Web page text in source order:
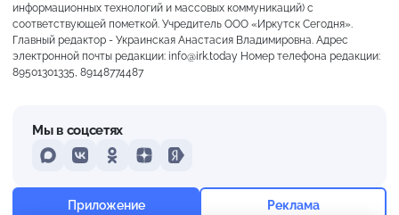
информационных технологий и массовых коммуникаций) с
соответствующей пометкой. Учредитель ООО «Иркутск Сегодня».
Главный редактор - Украинская Анастасия Владимировна. Адрес
электронной почты редакции: info@irk.today Номер телефона редакции:
89501301335, 89148774487
Мы в соцсетях
MAXVKontakteOdnoklassniki
DzenYandex
Приложение Реклама